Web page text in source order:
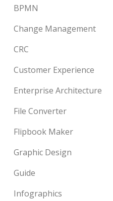
BPMN
Change Management
CRC
Customer Experience
Enterprise Architecture
File Converter
Flipbook Maker
Graphic Design
Guide
Infographics